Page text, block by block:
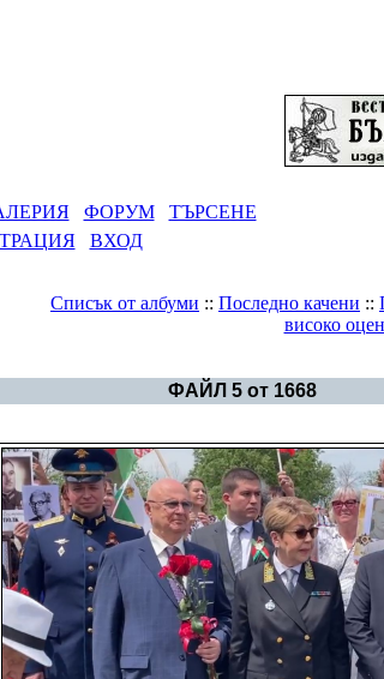
ФОРУМ
ТЪРСЕНЕ
ВХОД
Списък от албуми :: Последно качени ::
високо
ФАЙЛ 5 от 1668